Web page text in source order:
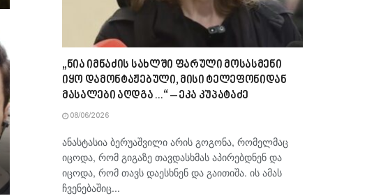
„ნია იმნაძის სახლში ფარული მოსასმენი
იყო დამონტაჟებული, მისი ტელეფონიდან
მასალები აღდგა…“ – ეკა კუპატაძე
08/06/2026
ანასტასია ბერუაშვილი არის გოგონა, რომელმაც
იცოდა, რომ გიგაზე თავდასხმას აპირებდნენ და
იცოდა, რომ თავს დაესხნენ და გაითიშა. ის ამას
ჩვენებაშიც...